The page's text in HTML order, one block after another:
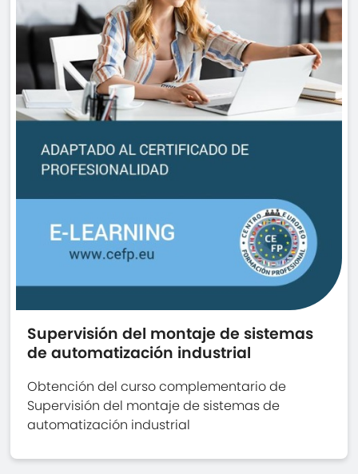
Supervisión del montaje de sistemas
de automatización industrial
Obtención del curso complementario de
Supervisión del montaje de sistemas de
automatización industrial